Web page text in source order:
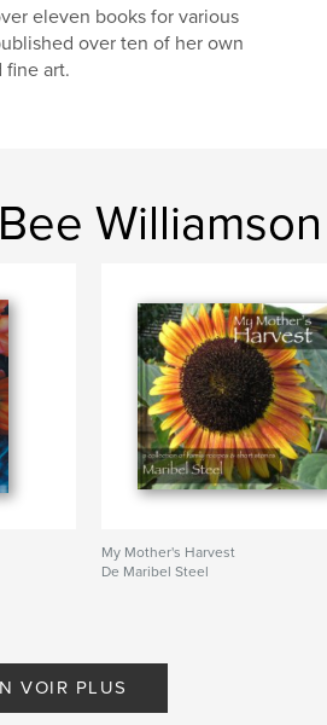
eleven books for various
over ten of her own
fine art.
Williamson
My Mother's Harvest
De Maribel Steel
VOIR PLUS